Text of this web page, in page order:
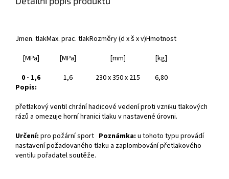
Jmen. tlak
[MPa]
Max. prac. tlak
[MPa]
Rozměry (d x š x v)
[mm]
Hmotnost
[kg]
0 - 1,6
1,6 230 x 350 x 215
6,80
Popis:
přetlakový ventil chrání hadicové vedení proti vzniku tlakových
rázů a omezuje horní hranici tlaku v nastavené úrovni.
Určení: pro požární sport Poznámka: u tohoto typu provádí
nastavení požadovaného tlaku a zaplombování přetlakového
ventilu pořadatel soutěže.